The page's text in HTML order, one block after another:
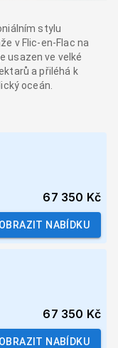
stylu
v Flic-en-Flac na
usazen ve velké
a přiléhá k
oceán.
67 350 Kč
NABÍDKU
67 350 Kč
NABÍDKU